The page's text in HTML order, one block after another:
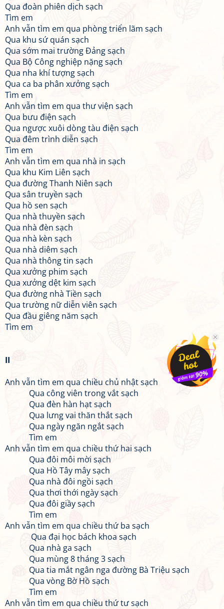
Qua đoàn phiên dịch sạch
Tìm em
Anh vẫn tìm em qua phòng triển lãm sạch
Qua khu sứ quán sạch
Qua sớm mai trường Đảng sạch
Qua Bộ Công nghiệp nặng sạch
Qua nha khí tượng sạch
Qua ca ba phân xưởng sạch
Tìm em
Anh vẫn tìm em qua thư viện sạch
Qua bưu điện sạch
Qua ngược xuôi dòng tàu điện sạch
Qua đêm trình diễn sạch
Tìm em
Anh vẫn tìm em qua nhà in sạch
Qua khu Kim Liên sạch
Qua đường Thanh Niên sạch
Qua sân truyền sạch
Qua hồ sen sạch
Qua nhà thuyền sạch
Qua nhà đèn sạch
Qua nhà kèn sạch
Qua nhà diêm sạch
Qua nhà thông tin sạch
Qua xưởng phim sạch
Qua xưởng dệt kim sạch
Qua đường nhà Tiền sạch
Qua trường nữ diễn viên sạch
Qua đầu giêng năm sạch
Tìm em
II
Anh vẫn tìm em qua chiều chủ nhật sạch
Qua công viên trong vắt sạch
Qua đèn hàn hạt sạch
Qua lưng vai thăn thắt sạch
Qua ngày ngăn ngắt sạch
Tìm em
Anh vẫn tìm em qua chiều thứ hai sạch
Qua đôi môi mời sạch
Qua Hồ Tây mây sạch
Qua nhà đôi ngồi sạch
Qua thơi thới ngày sạch
Qua đôi giầy sạch
Tìm em
Anh vẫn tìm em qua chiều thứ ba sạch
Qua đại học bách khoa sạch
Qua nhà ga sạch
Qua mùng 8 tháng 3 sạch
Qua tia mắt ngân nga đường Bà Triệu sạch
Qua vòng Bờ Hồ sạch
Tìm em
Anh vẫn tìm em qua chiều thứ tư sạch